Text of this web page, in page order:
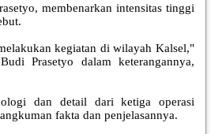
membenarkan intensitas tinggi
kegiatan di wilayah Kalsel,"
Prasetyo dalam keterangannya,
dan detail dari ketiga operasi
fakta dan penjelasannya.